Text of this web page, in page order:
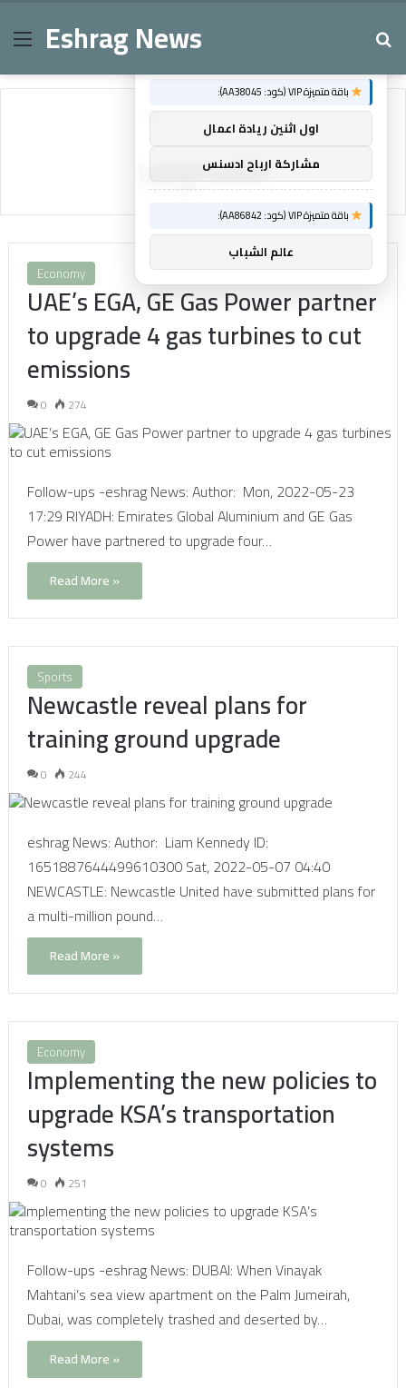
MenuEshrag News
Home/upgrade
upgrade
Economy
UAE’s EGA, GE Gas Power partner
to upgrade 4 gas turbines to cut
emissions
0 274
Follow-ups -eshrag News: Author: Mon, 2022-05-23
17:29 RIYADH: Emirates Global Aluminium and GE Gas
Power have partnered to upgrade four…
Read More »
Sports
Newcastle reveal plans for
training ground upgrade
0 244
eshrag News: Author: Liam Kennedy ID:
1651887644499610300 Sat, 2022-05-07 04:40
NEWCASTLE: Newcastle United have submitted plans for
a multi-million pound…
Read More »
Economy
Implementing the new policies to
upgrade KSA’s transportation
systems
0 251
Follow-ups -eshrag News: DUBAI: When Vinayak
Mahtani’s sea view apartment on the Palm Jumeirah,
Dubai, was completely trashed and deserted by…
Read More »
×
باقة متميزة VIP (كود: AA38045):
اول اثنين ريادة اعمال
مشاركة ارباح ادسنس
باقة متميزة VIP (كود: AA86842):
عالم الشباب